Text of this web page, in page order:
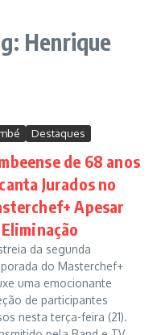
Henrique
Destaques
de 68 anos
Jurados no
Apesar
da segunda
do Masterchef+
uma emocionante
de participantes
nesta terça-feira (21).